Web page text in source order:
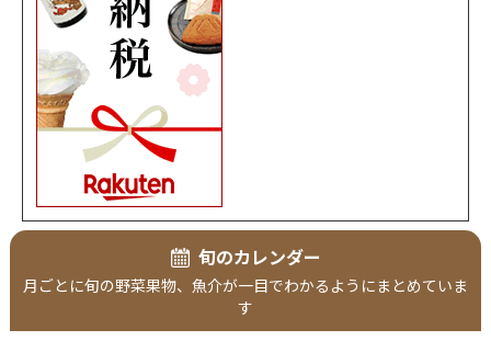
旬のカレンダー
月ごとに旬の野菜果物、魚介が一目でわかるようにまとめていま
す